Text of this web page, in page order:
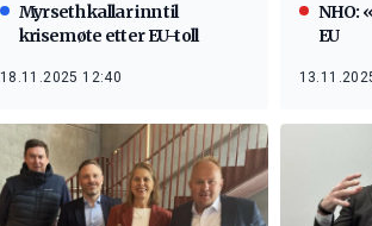
Myrseth kallar inn til
krisemøte etter EU-toll
18.11.2025 12:40
NHO:
EU